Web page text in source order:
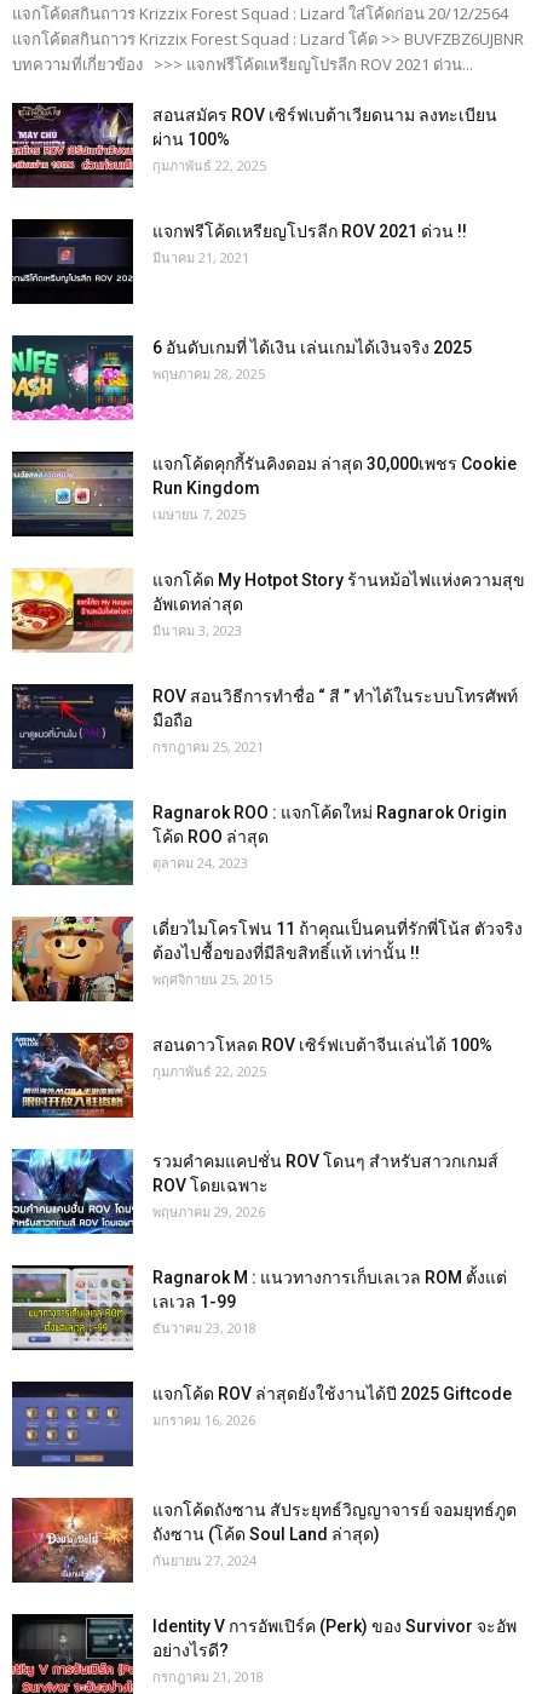
แจกโค้ดสกินถาวร Krizzix Forest Squad : Lizard ใส่โค้ดก่อน 20/12/2564
แจกโค้ดสกินถาวร Krizzix Forest Squad : Lizard โค้ด >> BUVFZBZ6UJBNR
บทความที่เกี่ยวข้อง >>> แจกฟรีโค้ดเหรียญโปรลีก ROV 2021 ด่วน...
สอนสมัคร ROV เซิร์ฟเบต้าเวียดนาม ลงทะเบียน
ผ่าน 100%
กุมภาพันธ์ 22, 2025
แจกฟรีโค้ดเหรียญโปรลีก ROV 2021 ด่วน !!
มีนาคม 21, 2021
6 อันดับเกมที่ ได้เงิน เล่นเกมได้เงินจริง 2025
พฤษภาคม 28, 2025
แจกโค้ดคุกกี้รันคิงดอม ล่าสุด 30,000เพชร Cookie
Run Kingdom
เมษายน 7, 2025
แจกโค้ด My Hotpot Story ร้านหม้อไฟแห่งความสุข
อัพเดทล่าสุด
มีนาคม 3, 2023
ROV สอนวิธีการทำชื่อ “ สี ” ทำได้ในระบบโทรศัพท์
มือถือ
กรกฎาคม 25, 2021
Ragnarok ROO : แจกโค้ดใหม่ Ragnarok Origin
โค้ด ROO ล่าสุด
ตุลาคม 24, 2023
เดี่ยวไมโครโฟน 11 ถ้าคุณเป็นคนที่รักพี่โน้ส ตัวจริง
ต้องไปชื้อของที่มีลิขสิทธิ์แท้ เท่านั้น !!
พฤศจิกายน 25, 2015
สอนดาวโหลด ROV เซิร์ฟเบต้าจีนเล่นได้ 100%
กุมภาพันธ์ 22, 2025
รวมคำคมแคปชั่น ROV โดนๆ สำหรับสาวกเกมส์
ROV โดยเฉพาะ
พฤษภาคม 29, 2026
Ragnarok M : แนวทางการเก็บเลเวล ROM ตั้งแต่
เลเวล 1-99
ธันวาคม 23, 2018
แจกโค้ด ROV ล่าสุดยังใช้งานได้ปี 2025 Giftcode
มกราคม 16, 2026
แจกโค้ดถังซาน สัประยุทธ์วิญญาจารย์ จอมยุทธ์ภูต
ถังซาน (โค้ด Soul Land ล่าสุด)
กันยายน 27, 2024
Identity V การอัพเปิร์ค (Perk) ของ Survivor จะอัพ
อย่างไรดี?
กรกฎาคม 21, 2018